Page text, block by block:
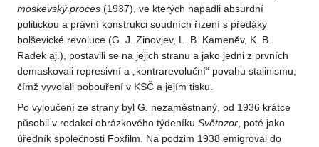
moskevský proces (1937), ve kterých napadli absurdní
politickou a právní konstrukci soudních řízení s předáky
bolševické revoluce (G. J. Zinovjev, L. B. Kameněv, K. B.
Radek aj.), postavili se na jejich stranu a jako jedni z prvních
demaskovali represivní a „kontrarevoluční“ povahu stalinismu,
čímž vyvolali pobouření v KSČ a jejím tisku.
Po vyloučení ze strany byl G. nezaměstnaný, od 1936 krátce
působil v redakci obrázkového týdeníku Světozor , poté jako
úředník společnosti Foxfilm. Na podzim 1938 emigroval do